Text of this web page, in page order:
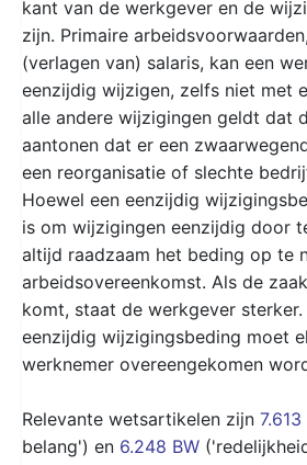
kant van de werkgever en de
zijn. Primaire
(verlagen van) salaris, kan een
eenzijdig wijzigen, zelfs niet met
alle andere wijzigingen geldt dat
aantonen dat er een
een reorganisatie of slechte
Hoewel een eenzijdig
is om wijzigingen eenzijdig door
altijd raadzaam het beding op te
arbeidsovereenkomst. Als de
komt, staat de werkgever sterker.
eenzijdig wijzigingsbeding moet
werknemer overeengekomen
Relevante wetsartikelen zijn 7.613
belang') en 6.248 BW